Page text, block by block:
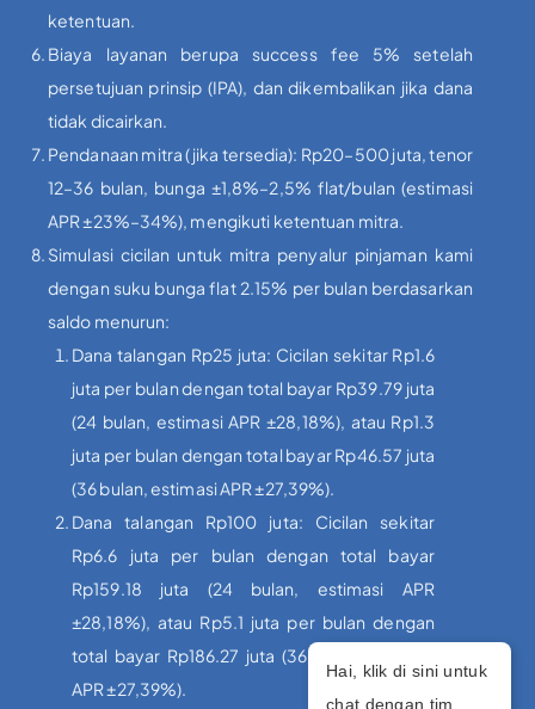
ketentuan.
Biaya layanan berupa success fee 5% setelah
persetujuan prinsip (IPA), dan dikembalikan jika dana
tidak dicairkan.
Pendanaan mitra (jika tersedia): Rp20–500 juta, tenor
12–36 bulan, bunga ±1,8%–2,5% flat/bulan (estimasi
APR ±23%–34%), mengikuti ketentuan mitra.
Simulasi cicilan untuk mitra penyalur pinjaman kami
dengan suku bunga flat 2.15% per bulan berdasarkan
saldo menurun:
Dana talangan Rp25 juta: Cicilan sekitar Rp1.6
juta per bulan dengan total bayar Rp39.79 juta
(24 bulan, estimasi APR ±28,18%), atau Rp1.3
juta per bulan dengan total bayar Rp46.57 juta
(36 bulan, estimasi APR ±27,39%).
Dana talangan Rp100 juta: Cicilan sekitar
Rp6.6 juta per bulan dengan total bayar
Rp159.18 juta (24 bulan, estimasi APR
±28,18%), atau Rp5.1 juta per bulan dengan
total bayar Rp186.27 juta (36 bulan, estimasi
APR ±27,39%).
Hai, klik di sini untuk
chat dengan tim